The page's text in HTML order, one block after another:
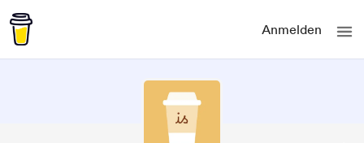
Anmelden